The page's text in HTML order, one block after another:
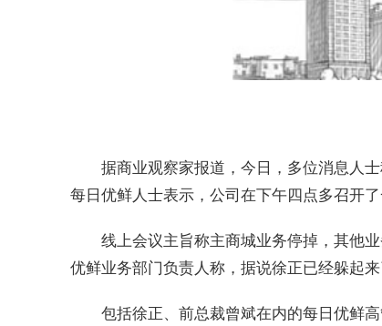
据商业观察家报道，今日，多位消息人
每日优鲜人士表示，公司在下午四点多召开
线上会议主旨称主商城业务停掉，其他
优鲜业务部门负责人称，据说徐正已经躲起来
包括徐正、前总裁曾斌在内的每日优鲜